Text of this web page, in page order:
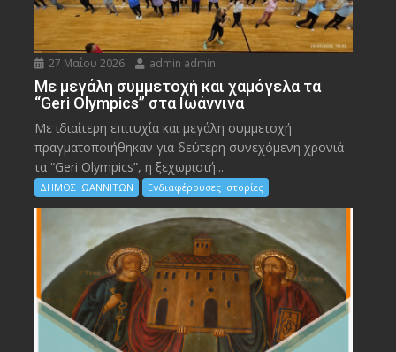
27 Μαΐου 2026 admin admin
Με μεγάλη συμμετοχή και χαμόγελα τα
“Geri Olympics” στα Ιωάννινα
Με ιδιαίτερη επιτυχία και μεγάλη συμμετοχή
πραγματοποιήθηκαν για δεύτερη συνεχόμενη χρονιά
τα “Geri Olympics”, η ξεχωριστή...
ΔΗΜΟΣ ΙΩΑΝΝΙΤΩΝ Ενδιαφέρουσες Ιστορίες